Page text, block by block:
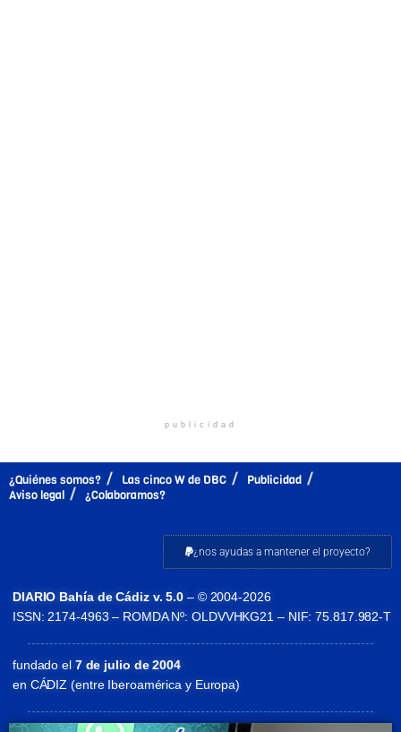
publicidad
¿Quiénes somos? Las cinco W de DBC
Publicidad
Aviso legal
¿Colaboramos?
¿nos ayudas a mantener el proyecto?
DIARIO Bahía de Cádiz v. 5.0 – © 2004-2026
ISSN: 2174-4963 – ROMDA Nº: OLDVVHKG21 – NIF: 75.817.982-T
fundado el7 de julio de 2004
en CÁDIZ (entre Iberoamérica y Europa)